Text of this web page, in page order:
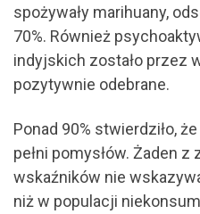
spożywały marihuany,
70%. Również
indyjskich zostało przez
pozytywnie odebrane.
Ponad 90% stwierdziło,
pełni pomysłów. Żaden
wskaźników nie
niż w populacji